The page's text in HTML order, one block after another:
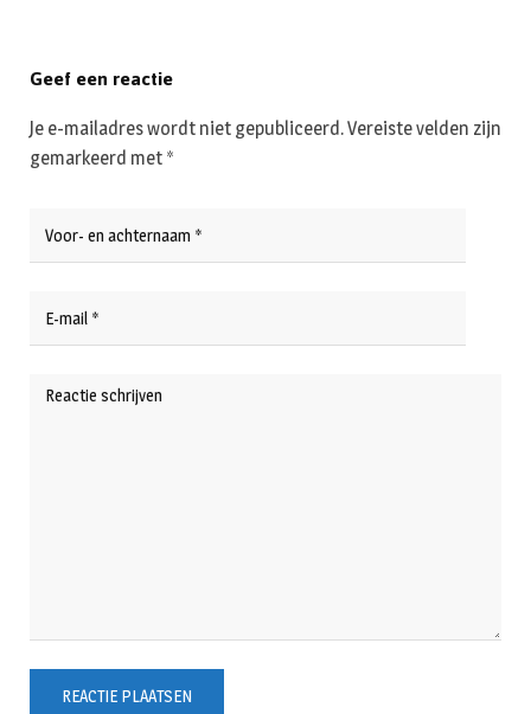
Geef een reactie
Je e-mailadres wordt niet gepubliceerd.Vereiste velden zijn
gemarkeerd met *